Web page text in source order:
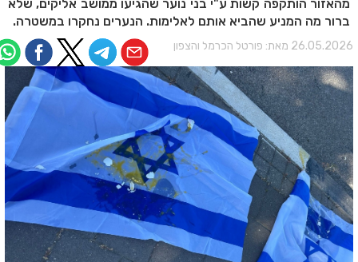
מהאזור הותקפה קשות ע"י בני נוער שהגיעו ממושב אליקים, שלא
ברור מה המניע שהביא אותם לאלימות. הנערים נחקרו במשטרה.
מאת: פורטל הכרמל והצפון